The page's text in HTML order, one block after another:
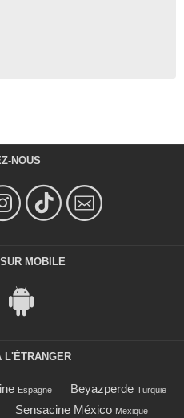
NOUS
MOBILE
L'ÉTRANGER
Espagne Beyazperde Turquie
Sensacine México Mexique